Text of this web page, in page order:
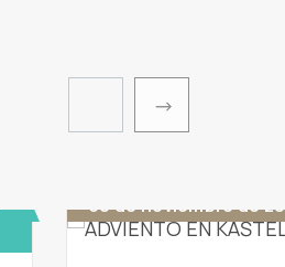
30 de noviembre de